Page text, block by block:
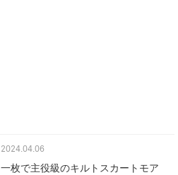
2024.04.06
一枚で主役級のキルトスカートモア